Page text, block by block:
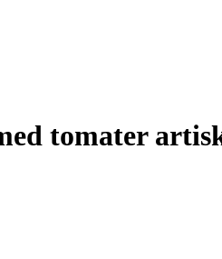
tomater